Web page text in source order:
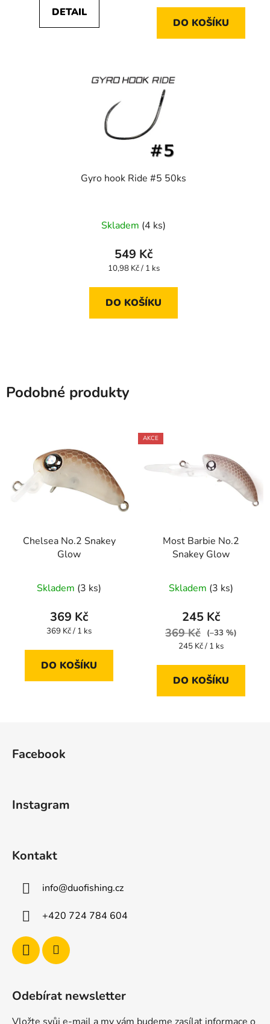
DETAIL
DO KOŠÍKU
Gyro hook Ride #5 50ks
Skladem (4 ks)
549 Kč
Měrná
10,98 Kč / 1 ks
DO KOŠÍKU
Podobné produkty
Chelsea No.2 Snakey
Glow
Skladem (3 ks)
369 Kč
Měrná
369 Kč / 1 ks
DO KOŠÍKU
AKCE
Most Barbie No.2
Snakey Glow
Skladem (3 ks)
245 Kč
369 Kč
(–33 %)
Měrná
245 Kč / 1 ks
DO KOŠÍKU
Facebook
Instagram
Kontakt
info@duofishing.cz
+420 724 784 604
Odebírat newsletter